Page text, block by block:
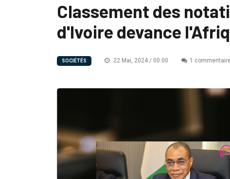
Classement des
d'Ivoire devance
SOCIÉTÉS 22 Mai, 2024 / 00:00 1